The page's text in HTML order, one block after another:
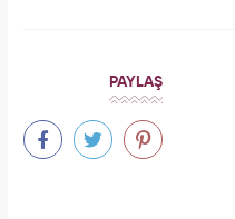
PAYLAŞ